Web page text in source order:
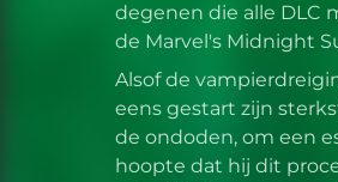
degenen die alle DLC
de Marvel's Midnight
Alsof de
eens gestart zijn
de ondoden, om een
hoopte dat hij dit